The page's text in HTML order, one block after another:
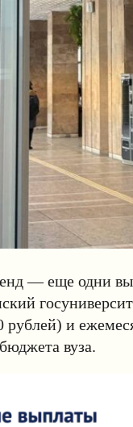
— еще одни
рублей) и
вуза.